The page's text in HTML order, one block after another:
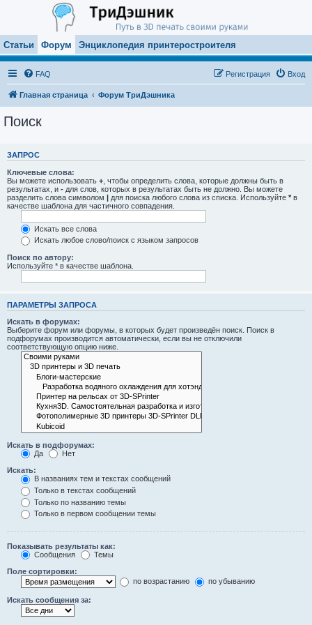
Статьи Форум Энциклопедия принтеростроителя
FAQ Вход
Регистрация
Главная страница Форум ТриДэшника
Поиск
ЗАПРОС
Ключевые слова:
Вы можете использовать + , чтобы определить слова, которые должны быть в
результатах, и - для слов, которых в результатах быть не должно. Вы можете
разделить слова символом | для поиска любого слова из списка. Используйте * в
качестве шаблона для частичного совпадения.
Искать все слова
Искать любое слово/поиск с языком запросов
Поиск по автору:
Используйте * в качестве шаблона.
ПАРАМЕТРЫ ЗАПРОСА
Искать в форумах:
Выберите форум или форумы, в которых будет произведён поиск. Поиск в
подфорумах производится автоматически, если вы не отключили
соответствующую опцию ниже.
Искать в подфорумах:
Да
Нет
Искать:
В названиях тем и текстах сообщений
Только в текстах сообщений
Только по названию темы
Только в первом сообщении темы
Показывать результаты как:
Сообщения
Темы
Поле сортировки:
по возрастанию
по убыванию
Искать сообщения за: